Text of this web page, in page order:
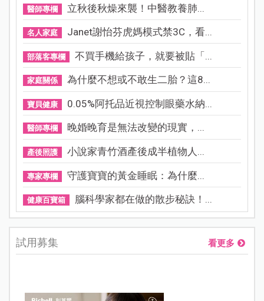
醫師專欄 立秋後秋燥來襲！中醫教養肺...
名人家庭 Janet謝怡芬虎媽模式禁3C，看...
部落客專欄 不買手機給孩子，就要被貼「...
家庭關係 為什麼不想或不敢生二胎？這8...
寶貝健康 0.05%阿托品近視控制眼藥水納...
醫師專欄 晚婚晚育是無法改變的現實，...
產後照護 小說家青竹酒產後成半植物人...
專家專欄 守護寶寶的黃金睡眠：為什麼...
健康百寶箱 腦科學家都在做的散步秘訣！...
試用募集 看更多